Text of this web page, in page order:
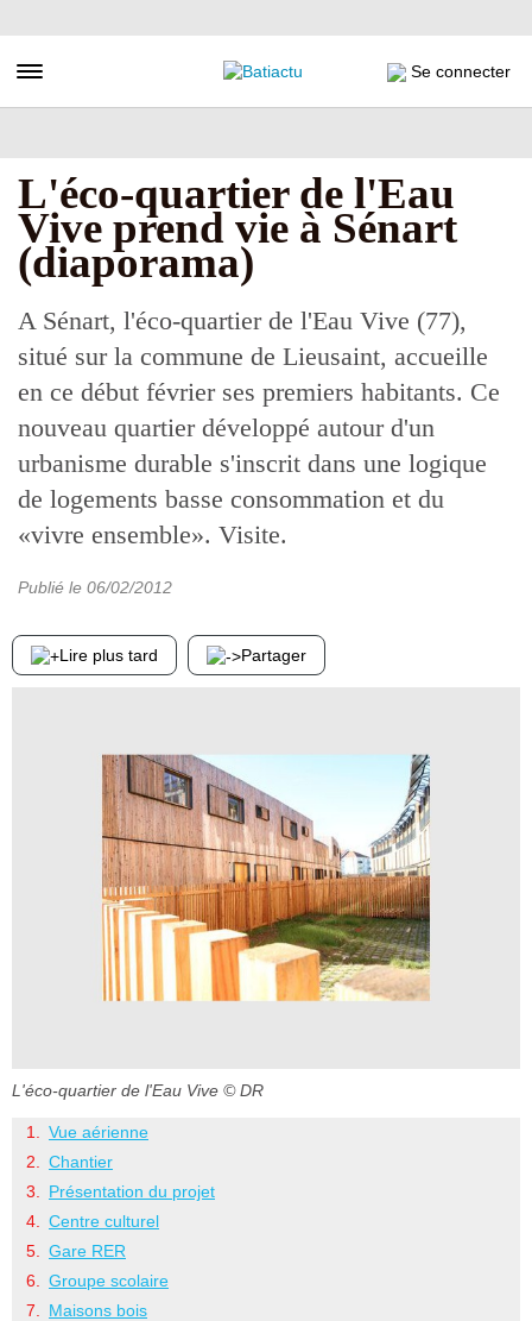
au
principal
Toggle navigation Se connecter
L'éco-quartier de l'Eau
Vive prend vie à Sénart
(diaporama)
A Sénart, l'éco-quartier de l'Eau Vive (77),
situé sur la commune de Lieusaint, accueille
en ce début février ses premiers habitants. Ce
nouveau quartier développé autour d'un
urbanisme durable s'inscrit dans une logique
de logements basse consommation et du
«vivre ensemble». Visite.
Publié le 06/02/2012
Lire plus tard Partager
L'éco-quartier de l'Eau Vive © DR
Vue aérienne
Chantier
Présentation du projet
Centre culturel
Gare RER
Groupe scolaire
Maisons bois